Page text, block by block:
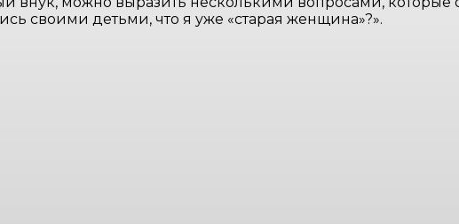
своими детьми, что я уже «старая женщина»?».